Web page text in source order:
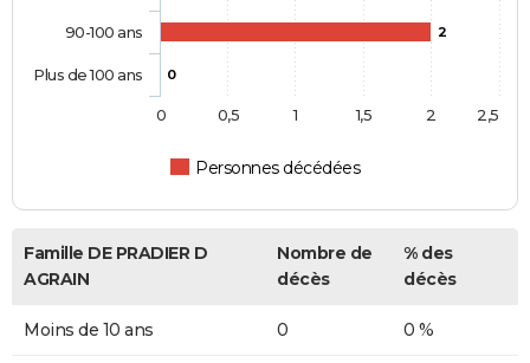
2
0
Personnes décédées
90-100 ans
Plus de 100 ans
0 0,5 1 1,5 2 2,5
Famille DE PRADIER D
AGRAIN
Nombre de
décès
% des
décès
Moins de 10 ans 0 0 %